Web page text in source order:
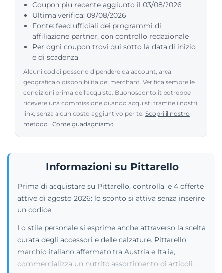
Coupon piu recente aggiunto il 03/08/2026
Ultima verifica: 09/08/2026
Fonte: feed ufficiali dei programmi di
affiliazione partner, con controllo redazionale
Per ogni coupon trovi qui sotto la data di inizio
e di scadenza
Alcuni codici possono dipendere da account, area
geografica o disponibilita del merchant. Verifica sempre le
condizioni prima dell'acquisto. Buonosconto.it potrebbe
ricevere una commissione quando acquisti tramite i nostri
link, senza alcun costo aggiuntivo per te. Scopri il nostro
metodo · Come guadagniamo
Informazioni su Pittarello
Prima di acquistare su Pittarello, controlla le 4 offerte
attive di agosto 2026: lo sconto si attiva senza inserire
un codice.
Lo stile personale si esprime anche attraverso la scelta
curata degli accessori e delle calzature. Pittarello,
marchio italiano affermato tra Austria e Italia,
commercializza un nutrito assortimento di articoli